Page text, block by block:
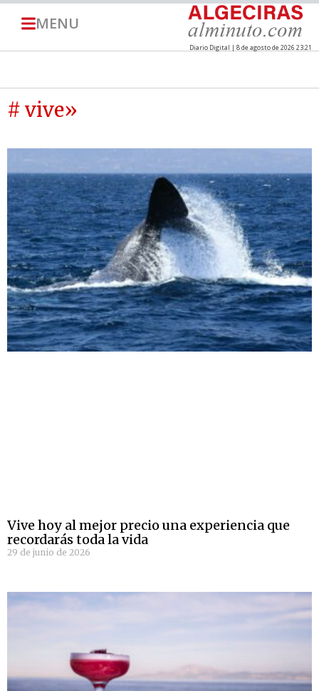
MENU
Diario Digital | 8 de agosto de 2026 23:21
# vive»
Vive hoy al mejor precio una experiencia que
recordarás toda la vida
29 de junio de 2026